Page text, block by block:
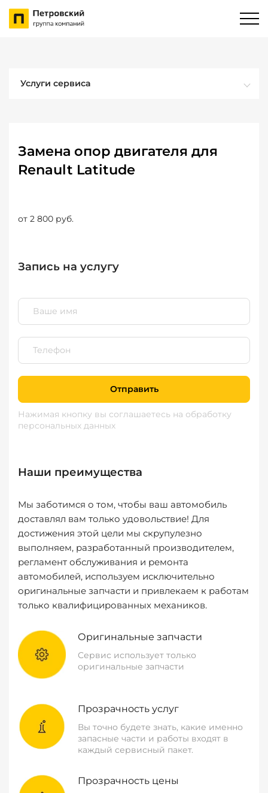
Услуги сервиса
Замена опор двигателя для
Renault Latitude
от 2 800 руб.
Запись на услугу
Отправить
Нажимая кнопку вы соглашаетесь на обработку
персональных данных
Наши преимущества
Мы заботимся о том, чтобы ваш автомобиль
доставлял вам только удовольствие! Для
достижения этой цели мы скрупулезно
выполняем, разработанный производителем,
регламент обслуживания и ремонта
автомобилей, используем исключительно
оригинальные запчасти и привлекаем к работам
только квалифицированных механиков.
Оригинальные запчасти
Сервис использует только
оригинальные запчасти
Прозрачность услуг
Вы точно будете знать, какие именно
запасные части и работы входят в
каждый сервисный пакет.
Прозрачность цены